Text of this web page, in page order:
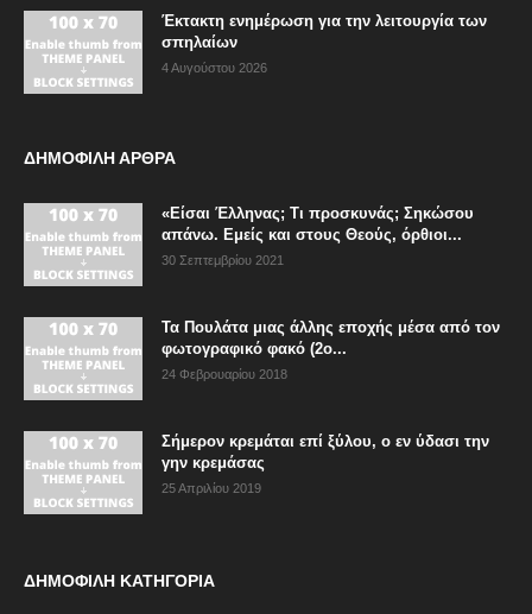
Έκτακτη ενημέρωση για την λειτουργία των
σπηλαίων
4 Αυγούστου 2026
ΔΗΜΟΦΙΛΗ ΑΡΘΡΑ
«Είσαι Έλληνας; Τι προσκυνάς; Σηκώσου
απάνω. Εμείς και στους Θεούς, όρθιοι...
30 Σεπτεμβρίου 2021
Τα Πουλάτα μιας άλλης εποχής μέσα από τον
φωτογραφικό φακό (2ο...
24 Φεβρουαρίου 2018
Σήμερον κρεμάται επί ξύλου, ο εν ύδασι την
γην κρεμάσας
25 Απριλίου 2019
ΔΗΜΟΦΙΛΗ ΚΑΤΗΓΟΡΙΑ